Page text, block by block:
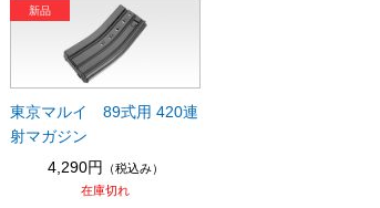
東京マルイ 89式用 420連
射マガジン
4,290円
（税込み）
在庫切れ